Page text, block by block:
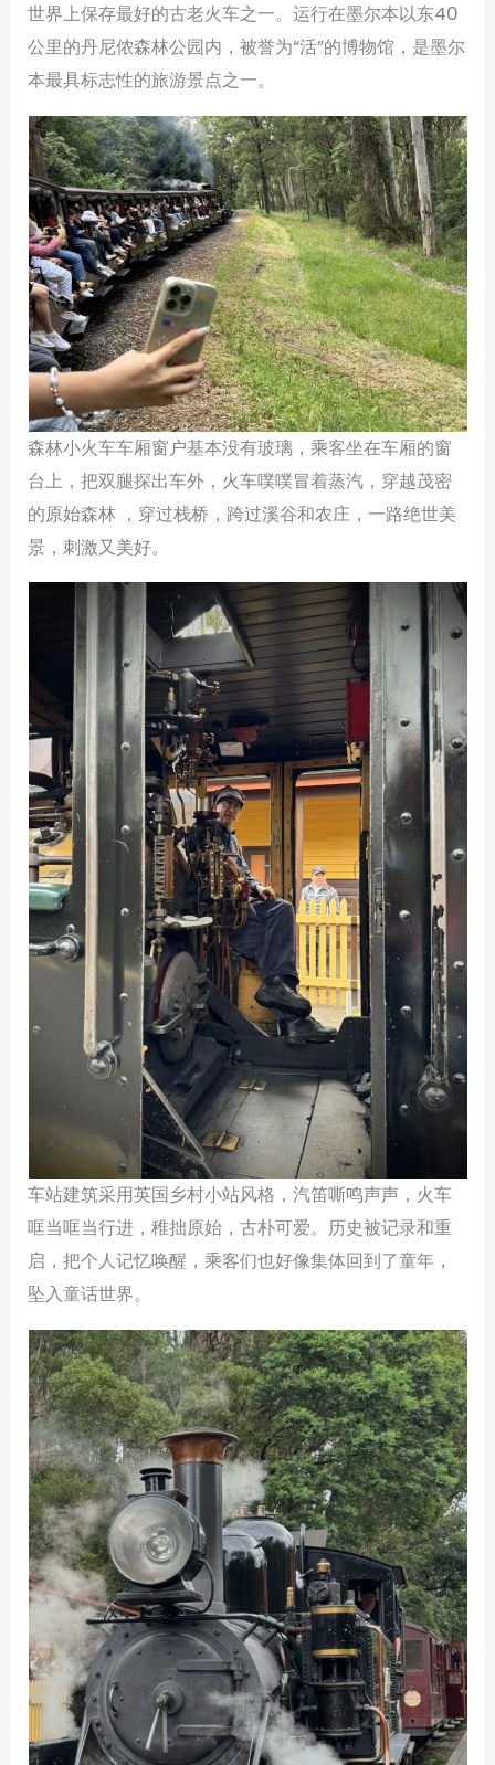
世界上保存最好的古老火车之一。运行在墨尔本以东40
公里的丹尼侬森林公园内，被誉为“活”的博物馆，是墨尔
本最具标志性的旅游景点之一。
森林小火车车厢窗户基本没有玻璃，乘客坐在车厢的窗
台上，把双腿探出车外，火车噗噗冒着蒸汽，穿越茂密
的原始森林 ，穿过栈桥，跨过溪谷和农庄，一路绝世美
景，刺激又美好。
车站建筑采用英国乡村小站风格，汽笛嘶鸣声声，火车
哐当哐当行进，稚拙原始，古朴可爱。历史被记录和重
启，把个人记忆唤醒，乘客们也好像集体回到了童年，
坠入童话世界。